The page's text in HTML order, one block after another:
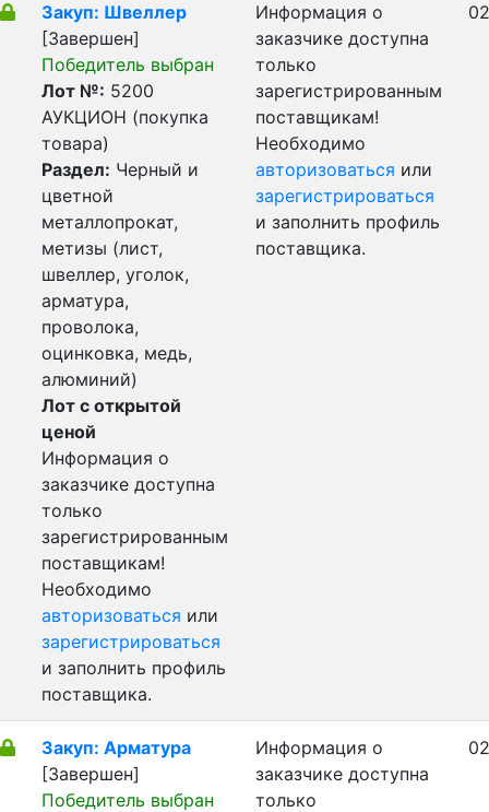
Закуп: Швеллер
[Завершен]
Победитель выбран
Лот №: 5200
АУКЦИОН (покупка
товара)
Раздел: Черный и
цветной
металлопрокат,
метизы (лист,
швеллер, уголок,
арматура,
проволока,
оцинковка, медь,
алюминий)
Лот с открытой
ценой
Информация о
заказчике доступна
только
зарегистрированным
поставщикам!
Необходимо
авторизоваться или
зарегистрироваться
и заполнить профиль
поставщика.
Информация о
заказчике доступна
только
зарегистрированным
поставщикам!
Необходимо
авторизоваться или
зарегистрироваться
и заполнить профиль
поставщика.
Закуп: Арматура
[Завершен]
Победитель выбран
Информация о
заказчике доступна
только